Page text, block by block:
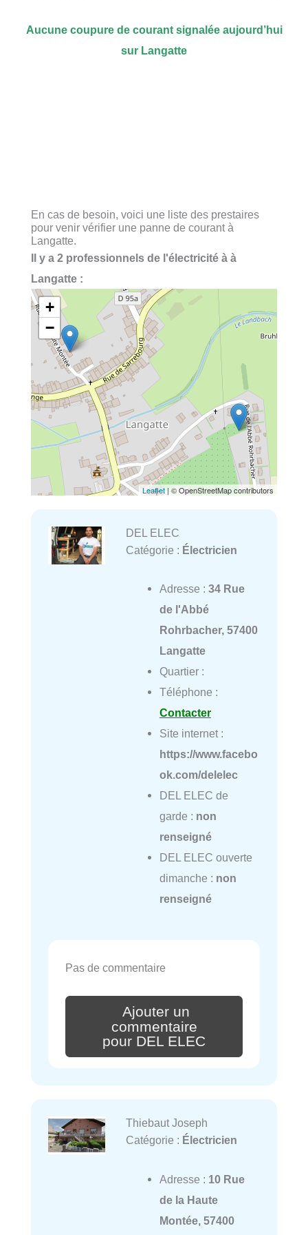
Aucune coupure de courant signalée aujourd’hui
sur Langatte
En cas de besoin, voici une liste des prestaires
pour venir vérifier une panne de courant à
Langatte.
Il y a 2 professionnels de l'électricité à à
Langatte :
+
−
Leaflet | © OpenStreetMap contributors
DEL ELEC
Catégorie : Électricien
Adresse : 34 Rue
de l'Abbé
Rohrbacher, 57400
Langatte
Quartier :
Téléphone :
Contacter
Site internet :
https://www.facebo
ok.com/delelec
DEL ELEC de
garde : non
renseigné
DEL ELEC ouverte
dimanche : non
renseigné
Pas de commentaire
Ajouter un
commentaire
pour DEL ELEC
Thiebaut Joseph
Catégorie : Électricien
Adresse : 10 Rue
de la Haute
Montée, 57400